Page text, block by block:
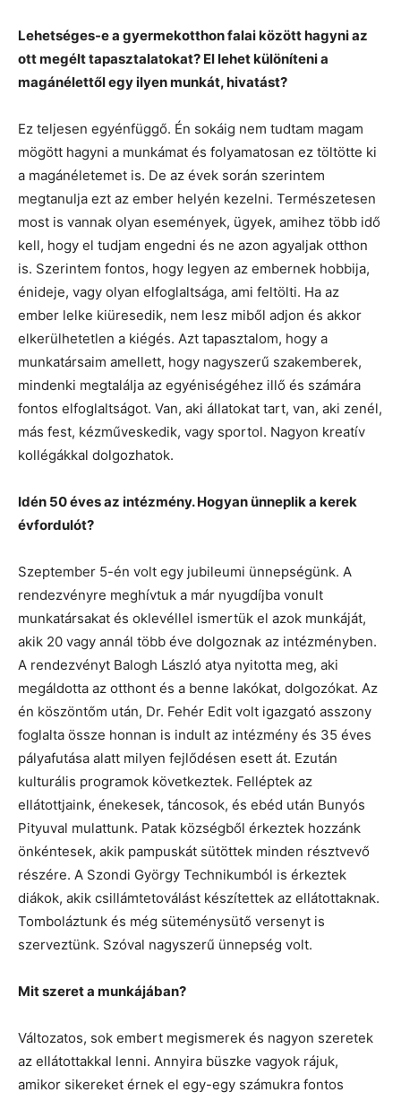
Lehetséges-e a gyermekotthon falai között hagyni az
ott megélt tapasztalatokat? El lehet különíteni a
magánélettől egy ilyen munkát, hivatást?
Ez teljesen egyénfüggő. Én sokáig nem tudtam magam
mögött hagyni a munkámat és folyamatosan ez töltötte ki
a magánéletemet is. De az évek során szerintem
megtanulja ezt az ember helyén kezelni. Természetesen
most is vannak olyan események, ügyek, amihez több idő
kell, hogy el tudjam engedni és ne azon agyaljak otthon
is. Szerintem fontos, hogy legyen az embernek hobbija,
énideje, vagy olyan elfoglaltsága, ami feltölti. Ha az
ember lelke kiüresedik, nem lesz miből adjon és akkor
elkerülhetetlen a kiégés. Azt tapasztalom, hogy a
munkatársaim amellett, hogy nagyszerű szakemberek,
mindenki megtalálja az egyéniségéhez illő és számára
fontos elfoglaltságot. Van, aki állatokat tart, van, aki zenél,
más fest, kézműveskedik, vagy sportol. Nagyon kreatív
kollégákkal dolgozhatok.
Idén 50 éves az intézmény. Hogyan ünneplik a kerek
évfordulót?
Szeptember 5-én volt egy jubileumi ünnepségünk. A
rendezvényre meghívtuk a már nyugdíjba vonult
munkatársakat és oklevéllel ismertük el azok munkáját,
akik 20 vagy annál több éve dolgoznak az intézményben.
A rendezvényt Balogh László atya nyitotta meg, aki
megáldotta az otthont és a benne lakókat, dolgozókat. Az
én köszöntőm után, Dr. Fehér Edit volt igazgató asszony
foglalta össze honnan is indult az intézmény és 35 éves
pályafutása alatt milyen fejlődésen esett át. Ezután
kulturális programok következtek. Felléptek az
ellátottjaink, énekesek, táncosok, és ebéd után Bunyós
Pityuval mulattunk. Patak községből érkeztek hozzánk
önkéntesek, akik pampuskát sütöttek minden résztvevő
részére. A Szondi György Technikumból is érkeztek
diákok, akik csillámtetoválást készítettek az ellátottaknak.
Tomboláztunk és még süteménysütő versenyt is
szerveztünk. Szóval nagyszerű ünnepség volt.
Mit szeret a munkájában?
Változatos, sok embert megismerek és nagyon szeretek
az ellátottakkal lenni. Annyira büszke vagyok rájuk,
amikor sikereket érnek el egy-egy számukra fontos